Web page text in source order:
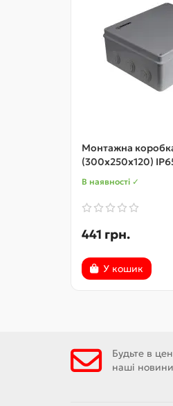
Монтажна
(300x250x120)
В наявності ✓
441 грн.
У кошик
Будьте в
наші